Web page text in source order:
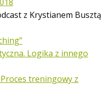
z Krystianem Busztą
Logika z innego
treningowy z